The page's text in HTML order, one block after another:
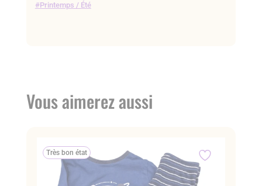
Printemps / Été
Vous aimerez aussi
Très bon état